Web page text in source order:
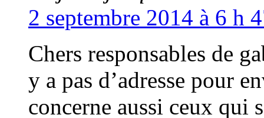
2 septembre 2014 à 6 h
Chers responsables de
y a pas d’adresse pour
concerne aussi ceux qui